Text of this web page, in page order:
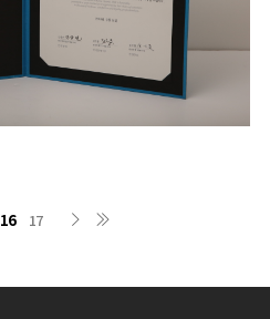
16 17